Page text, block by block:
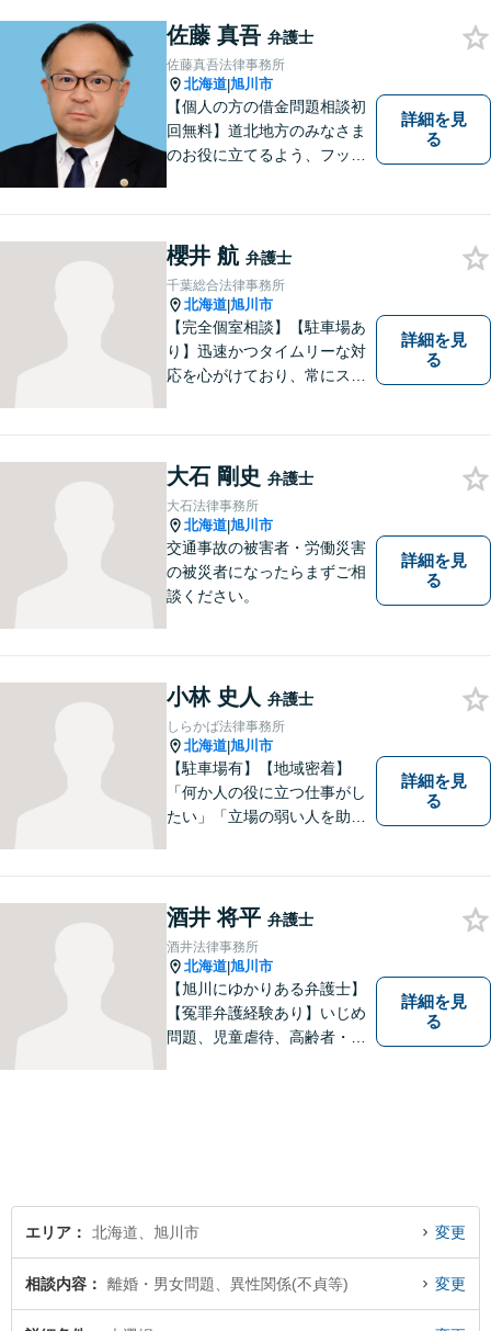
とを目指しております。お困
りの際は、お気軽にご相談く
ださい。
佐藤 真吾 弁護士
佐藤真吾法律事務所
北海道|旭川市
【個人の方の借金問題相談初
回無料】道北地方のみなさま
のお役に立てるよう、フット
詳細を見
る
櫻井 航 弁護士
千葉総合法律事務所
北海道|旭川市
【完全個室相談】【駐車場あ
り】迅速かつタイムリーな対
応を心がけており、常にスム
と感じる方も、まずはお気軽
にご連絡いただければと思い
ます。
詳細を見
る
大石 剛史 弁護士
大石法律事務所
北海道|旭川市
交通事故の被害者・労働災害
の被災者になったらまずご相
談ください。
詳細を見
る
小林 史人 弁護士
しらかば法律事務所
北海道|旭川市
【駐車場有】【地域密着】
「何か人の役に立つ仕事がし
たい」「立場の弱い人を助け
た、法的サービスの提供を行
います。お気軽にご相談くだ
さい。
詳細を見
る
酒井 将平 弁護士
酒井法律事務所
北海道|旭川市
【旭川にゆかりある弁護士】
【冤罪弁護経験あり】いじめ
問題、児童虐待、高齢者・障
リー】
詳細を見
る
エリア 北海道、旭川市 変更
相談内容 離婚・男女問題、異性関係(不貞等) 変更